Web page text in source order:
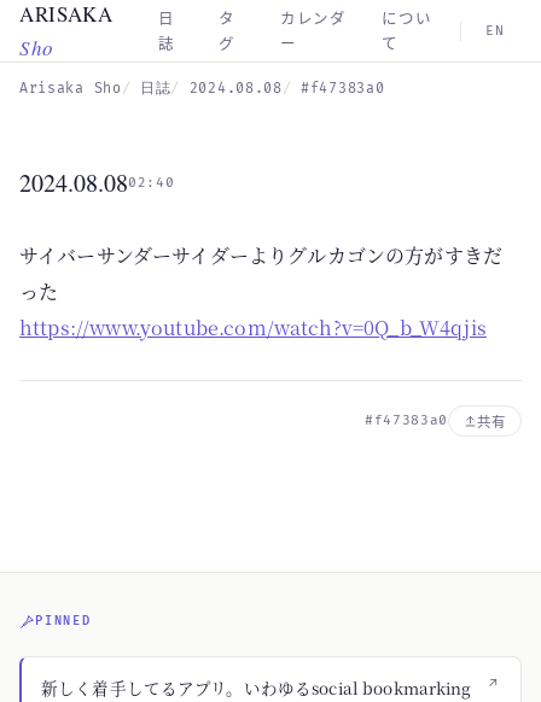
Skip to main content
ARISAKA
Sho
日
誌
タ
グ
カレンダ
ー
につい
て
EN
Arisaka Sho 日誌 2024.08.08 #f47383a0
2024.08.0802:40
サイバーサンダーサイダーよりグルカゴンの方がすきだ
った
https://www.youtube.com/watch?v=0Q_b_W4qjis
#f47383a0 共有
PINNED
↗
新しく着手してるアプリ。いわゆるsocial bookmarking